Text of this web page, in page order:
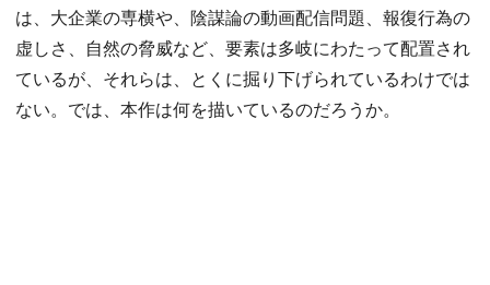
は、大企業の専横や、陰謀論の動画配信問題、報復行為の
虚しさ、自然の脅威など、要素は多岐にわたって配置され
ているが、それらは、とくに掘り下げられているわけでは
ない。では、本作は何を描いているのだろうか。